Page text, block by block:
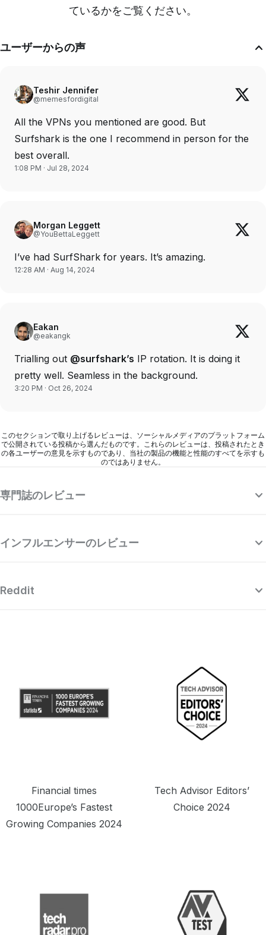
ているかをご覧ください。
ユーザーからの声
Teshir Jennifer
@memesfordigital
All the VPNs you mentioned are good. But
Surfshark is the one I recommend in person for the
best overall.
1:08 PM · Jul 28, 2024
Morgan Leggett
@YouBettaLeggett
I’ve had SurfShark for years. It’s amazing.
12:28 AM · Aug 14, 2024
Eakan
@eakangk
Trialling out @surfshark’s IP rotation. It is doing it
pretty well. Seamless in the background.
3:20 PM · Oct 26, 2024
このセクションで取り上げるレビューは、ソーシャルメディアのプラットフォーム
で公開されている投稿から選んだものです。これらのレビューは、投稿されたとき
の各ユーザーの意見を示すものであり、当社の製品の機能と性能のすべてを示すも
のではありません。
専門誌のレビュー
“Surfshark は、他のトップクラスの有料
インフルエンサーのレビュー
Reddit
Financial times
1000Europe’s Fastest
Growing Companies 2024
Tech Advisor Editors’
Choice 2024